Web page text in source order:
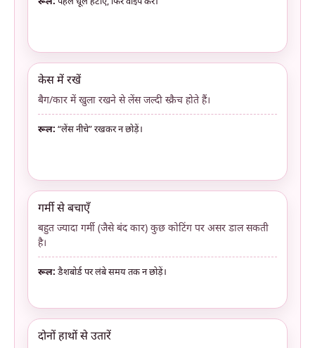
केस में रखें
बैग/कार में खुला रखने से लेंस जल्दी स्क्रैच होते हैं।
रूल: “लेंस नीचे” रखकर न छोड़ें।
गर्मी से बचाएँ
बहुत ज्यादा गर्मी (जैसे बंद कार) कुछ कोटिंग पर असर डाल सकती
है।
रूल: डैशबोर्ड पर लंबे समय तक न छोड़ें।
दोनों हाथों से उतारें